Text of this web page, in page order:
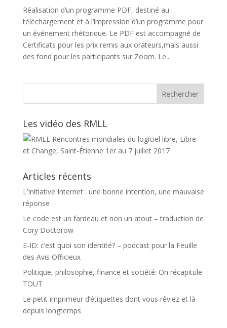
Réalisation d’un programme PDF, destiné au
téléchargement et à l’impression d’un programme pour
un événement rhétorique. Le PDF est accompagné de
Certificats pour les prix remis aux orateurs,mais aussi
des fond pour les participants sur Zoom. Le...
Les vidéo des RMLL
Articles récents
L’Initiative Internet : une bonne intention, une mauvaise
réponse
Le code est un fardeau et non un atout – traduction de
Cory Doctorow
E-ID: c’est quoi son identité? – podcast pour la Feuille
des Avis Officieux
Politique, philosophie, finance et société: On récapitule
TOUT
Le petit imprimeur d’étiquettes dont vous rêviez et là
depuis longtemps